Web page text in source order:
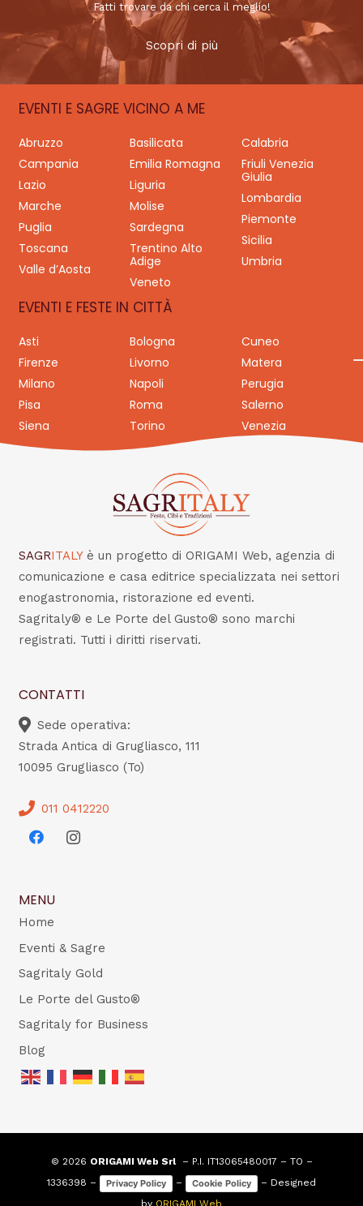
Fatti trovare da chi cerca il meglio!
Scopri di più
EVENTI E SAGRE VICINO A ME
Abruzzo Basilicata
Calabria
Campania
Emilia Romagna
Friuli Venezia
Giulia
Lazio
Liguria
Lombardia
Marche
Molise
Piemonte
Puglia
Sardegna
Sicilia
Toscana
Trentino Alto
Adige
Umbria
Valle d’Aosta
Veneto
EVENTI E FESTE IN CITTÀ
Asti Bologna
Cuneo
Firenze
Livorno
Matera
Milano
Napoli
Perugia
Pisa
Roma
Salerno
Siena
Torino Venezia
SAGRITALY è un progetto di ORIGAMI Web, agenzia di
comunicazione e casa editrice specializzata nei settori
enogastronomia, ristorazione ed eventi.
Sagritaly® e Le Porte del Gusto® sono marchi
registrati. Tutti i diritti riservati.
CONTATTI
Sede operativa:
Strada Antica di Grugliasco, 111
10095 Grugliasco (To)
011 0412220
MENU
Home
Eventi & Sagre
Sagritaly Gold
Le Porte del Gusto®
Sagritaly for Business
Blog
© 2026 ORIGAMI Web Srl– P.I. IT13065480017 – TO –
1336398 –
Privacy Policy – Cookie Policy
– Designed
by ORIGAMI Web